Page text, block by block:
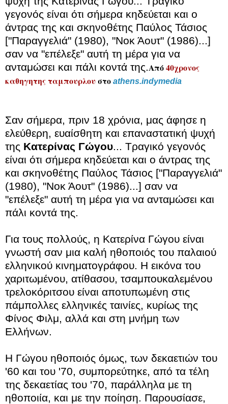
γεγονός είναι ότι σήμερα κηδεύεται και ο
άντρας της και σκηνοθέτης Παύλος Τάσιος
["Παραγγελιά" (1980), "Νοκ Άουτ" (1986)...]
σαν να "επέλεξε" αυτή τη μέρα για να
ανταμώσει και πάλι κοντά της. Από40χρονος
καθηγητης ταμπουρλουστο athens.indymedia
Σαν σήμερα, πριν 18 χρόνια, μας άφησε η
ελεύθερη, ευαίσθητη και επαναστατική ψυχή
της Κατερίνας Γώγου ... Τραγικό γεγονός
είναι ότι σήμερα κηδεύεται και ο άντρας της
και σκηνοθέτης Παύλος Τάσιος ["Παραγγελιά"
(1980), "Νοκ Άουτ" (1986)...] σαν να
"επέλεξε" αυτή τη μέρα για να ανταμώσει και
πάλι κοντά της.
Για τους πολλούς, η Κατερίνα Γώγου είναι
γνωστή σαν μια καλή ηθοποιός του παλαιού
ελληνικού κινηματογράφου. Η εικόνα του
χαριτωμένου, ατίθασου, τσαμπουκαλεμένου
τρελοκόριτσου είναι αποτυπωμένη στις
πάμπολλες ελληνικές ταινίες, κυρίως της
Φίνος Φιλμ, αλλά και στη μνήμη των
Ελλήνων.
Η Γώγου ηθοποιός όμως, των δεκαετιών του
'60 και του '70, συμπορεύτηκε, από τα τέλη
της δεκαετίας του '70, παράλληλα με τη
ηθοποιία, και με την ποίηση. Παρουσίασε,